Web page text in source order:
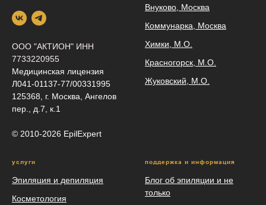
ООО "АКТИОН" ИНН
7733220955
Медицинская лицензия
Л041-01137-77/00331995
125368, г. Москва, Ангелов
пер., д.7, к.1
© 2010-2026 EpilEхрert
Внуково, Москва
Коммунарка, Москва
Химки, М.О.
Красногорск, М.О.
Жуковский, М.О.
услуги
Эпиляция и депиляция
Косметология
поддержка и информация
Блог об эпиляции и не
только